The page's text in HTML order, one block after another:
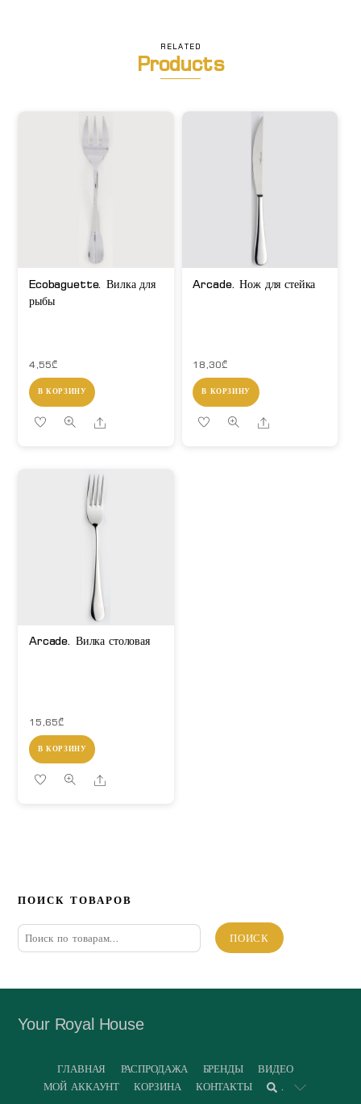
RELATED
Products
Ecobaguette. Вилка для
рыбы
4,55₾
В КОРЗИНУ
Share
Arcade. Нож для стейка
18,30₾
В КОРЗИНУ
Share
Arcade. Вилка столовая
15,65₾
В КОРЗИНУ
Share
ПОИСК ТОВАРОВ
Искать:
ПОИСК
Your Royal House
ГЛАВНАЯ РАСПРОДАЖА БРЕНДЫ
ВИДЕО
МОЙ АККАУНТ
КОРЗИНА КОНТАКТЫ .